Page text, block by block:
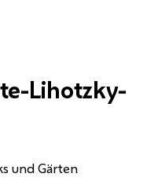
Lihotzky-
und Gärten